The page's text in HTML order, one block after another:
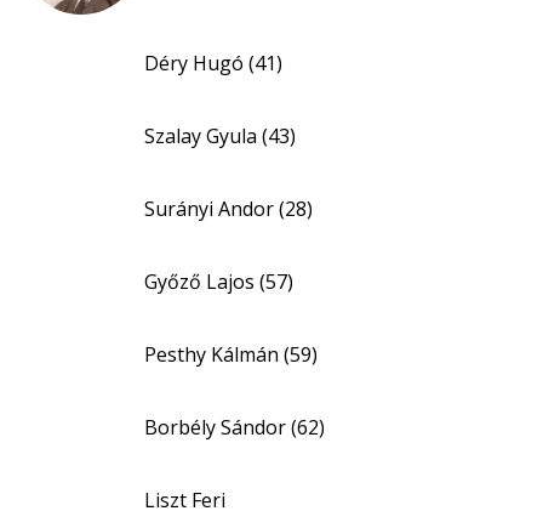
Déry Hugó (41)
Szalay Gyula (43)
Surányi Andor (28)
Győző Lajos (57)
Pesthy Kálmán (59)
Borbély Sándor (62)
Liszt Feri